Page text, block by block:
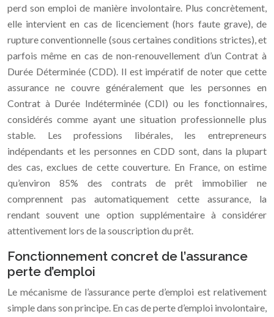
perd son emploi de manière involontaire. Plus concrètement,
elle intervient en cas de licenciement (hors faute grave), de
rupture conventionnelle (sous certaines conditions strictes), et
parfois même en cas de non-renouvellement d’un Contrat à
Durée Déterminée (CDD). Il est impératif de noter que cette
assurance ne couvre généralement que les personnes en
Contrat à Durée Indéterminée (CDI) ou les fonctionnaires,
considérés comme ayant une situation professionnelle plus
stable. Les professions libérales, les entrepreneurs
indépendants et les personnes en CDD sont, dans la plupart
des cas, exclues de cette couverture. En France, on estime
qu’environ 85% des contrats de prêt immobilier ne
comprennent pas automatiquement cette assurance, la
rendant souvent une option supplémentaire à considérer
attentivement lors de la souscription du prêt.
Fonctionnement concret de l’assurance
perte d’emploi
Le mécanisme de l’assurance perte d’emploi est relativement
simple dans son principe. En cas de perte d’emploi involontaire,